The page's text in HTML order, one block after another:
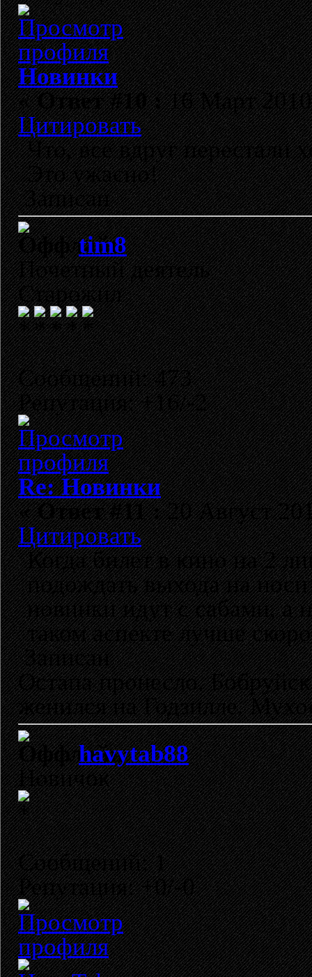
Новинки
«Ответ #10 :16 Март
Цитировать
Что, все вдруг перестали
Это ужасно!
Записан
tim8
Почетный деятель
Старожил
Сообщений: 473
Репутация: +16/-2
Re: Новинки
«Ответ #11 :20 Август
Цитировать
Когда билет в кино на 2
подождать выхода на
новинки идут с сабами, а
таком аспекте лучше
Записан
Остапа пронесло.
женился на Годзилле.
havytab88
Новичок
Сообщений: 1
Репутация: +0/-0